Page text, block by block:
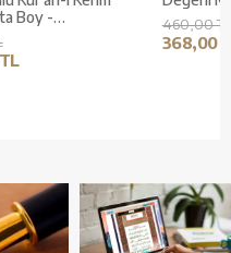
75,00 TL
60,00 TL